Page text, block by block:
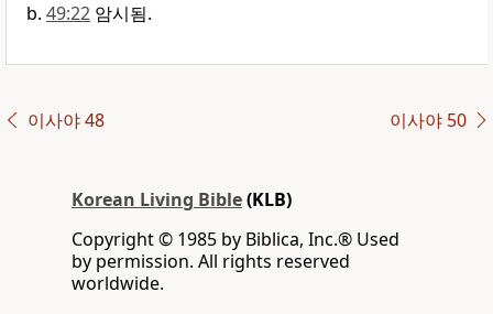
49:22 암시됨.
이사야 48 이사야 50
Korean Living Bible(KLB)
Copyright © 1985 by Biblica, Inc.® Used
by permission. All rights reserved
worldwide.